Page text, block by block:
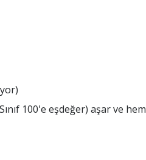
100'e eşdeğer) aşar ve hem